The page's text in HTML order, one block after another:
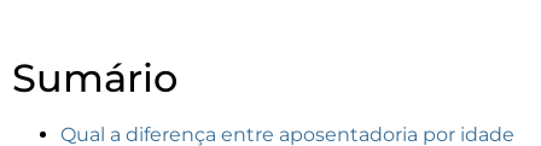
Sumário
Qual a diferença entre aposentadoria por idade